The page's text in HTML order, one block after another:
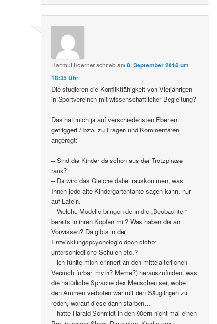
Hartmut Koernerschriebam8. September 2018 um
18:35 Uhr:
Die studieren die Konfliktfähigkeit von Vierjährigen
in Sportvereinen mit wissenschaftlicher Begleitung?
Das hat mich ja auf verschiedensten Ebenen
getriggert / bzw. zu Fragen und Kommentaren
angeregt:
– Sind die Kinder da schon aus der Trotzphase
raus?
– Da wird das Gleiche dabei rauskommen, was
Ihnen jede alte Kindergartentante sagen kann, nur
auf Latein.
– Welche Modelle bringen denn die „Beobachter“
bereits in ihren Köpfen mit? Was haben die an
Vorwissen? Da gibts in der
Entwicklungspsychologie doch sicher
unterschiedliche Schulen etc.?
– ich fühlte mich erinnert an den mittelalterlichen
Versuch (urban myth? Meme?) herauszufinden, was
die natürliche Sprache des Menschen sei, wobei
den Ammen verboten war mit den Säuglingen zu
reden, worauf diese dann starben…
– hatte Harald Schmidt in den 90ern nicht mal einen